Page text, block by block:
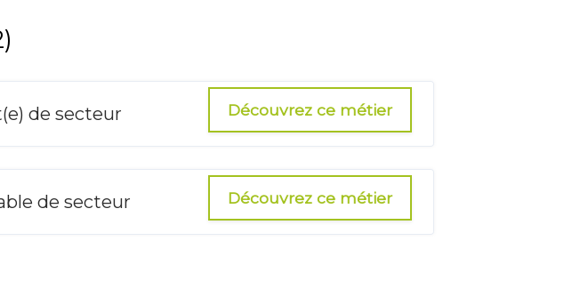
de secteur Découvrez ce métier
de secteur Découvrez ce métier